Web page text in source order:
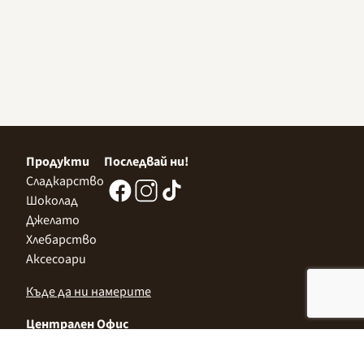
Продукти
Сладкарство
Шоколад
Джелато
Хлебарство
Аксесоари
Последвай ни!
Къде да ни намерите
Централен Офис